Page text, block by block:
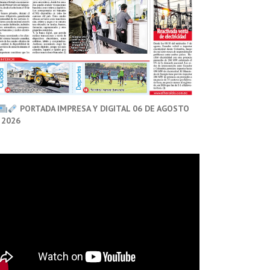
PORTADA IMPRESA Y DIGITAL 06 DE AGOSTO
2026